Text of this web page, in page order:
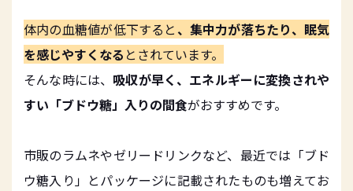
体内の血糖値が低下すると、集中力が落ちたり、眠気
を感じやすくなる とされています。
そんな時には、 吸収が早く、エネルギーに変換されや
すい「ブドウ糖」入りの間食がおすすめです。
市販のラムネやゼリードリンクなど、最近では「ブド
ウ糖入り」とパッケージに記載されたものも増えてお